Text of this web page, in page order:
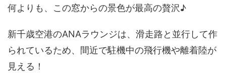
何よりも、この窓からの景色が最高の贅沢♪
新千歳空港のANAラウンジは、滑走路と並行して作
られているため、間近で駐機中の飛行機や離着陸が
見える！